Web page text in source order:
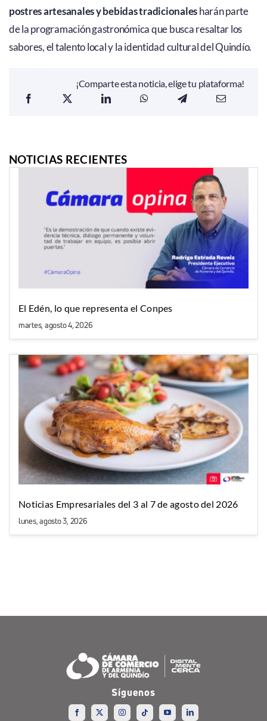
postres artesanales y bebidas tradicionalesharán parte
de la programación gastronómica que busca resaltar los
sabores, el talento local y la identidad cultural del Quindío.
¡Comparte esta noticia, elige tu plataforma!
NOTICIAS RECIENTES
El Edén, lo que representa el Conpes
martes, agosto 4, 2026
Noticias Empresariales del 3 al 7 de agosto del 2026
lunes, agosto 3, 2026
Síguenos